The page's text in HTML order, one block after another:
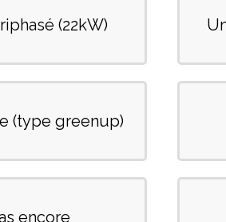
(22kW)
(type greenup)
encore